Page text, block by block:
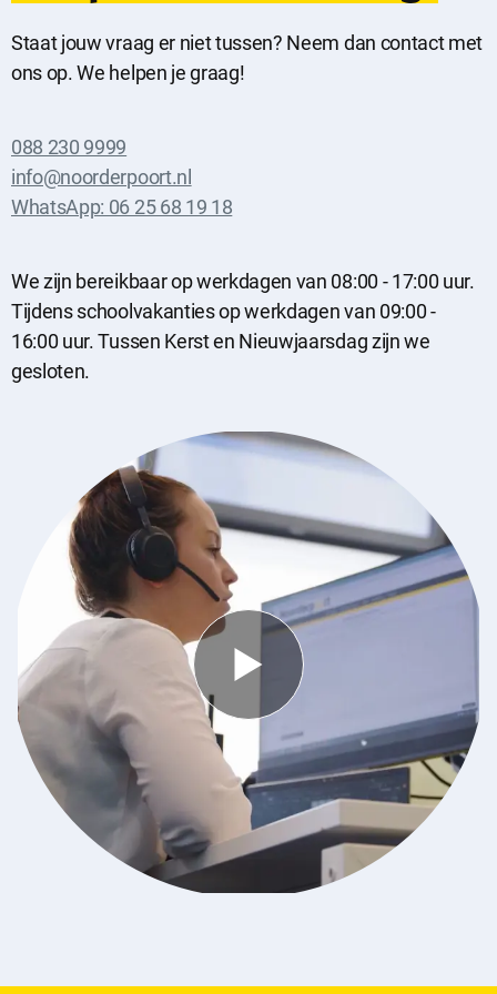
Staat jouw vraag er niet tussen? Neem dan contact met
ons op. We helpen je graag!
088 230 9999
info@noorderpoort.nl
WhatsApp: 06 25 68 19 18
We zijn bereikbaar op werkdagen van 08:00 - 17:00 uur.
Tijdens schoolvakanties op werkdagen van 09:00 -
16:00 uur. Tussen Kerst en Nieuwjaarsdag zijn we
gesloten.